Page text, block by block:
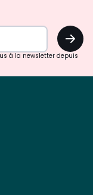
OK
à la newsletter depuis